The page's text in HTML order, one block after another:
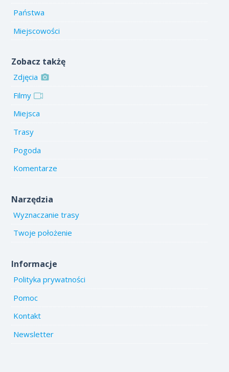
Państwa
Miejscowości
Zobacz takżę
Zdjęcia
Filmy
Miejsca
Trasy
Pogoda
Komentarze
Narzędzia
Wyznaczanie trasy
Twoje położenie
Informacje
Polityka prywatności
Pomoc
Kontakt
Newsletter